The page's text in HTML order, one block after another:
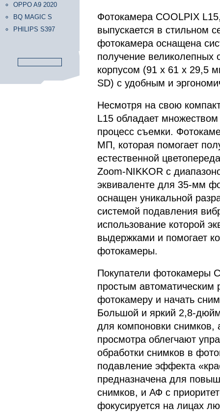
OPPO A9 2020
BQ MAGIC S
PHILIPS S397
Фотокамера COOLPIX
выпускается в стильном
фотокамера оснащена
получение великолепных
корпусом (91 x 61 x 29,5
SD) с удобным и
Несмотря на свою
L15 обладает
процесс съемки.
МП, которая помогает
естественной
Zoom-NIKKOR с
эквиваленте для 35-мм
оснащен уникальной
системой подавления
использование которой
выдержками и помогает
фотокамеры.
Покупатели фотокамеры
простым
фотокамеру и начать
Большой и яркий 2,8-
для компоновки снимков,
просмотра облегчают
обработки снимков в
подавление эффекта
предназначена для
снимков, и АФ с
фокусируется на лицах